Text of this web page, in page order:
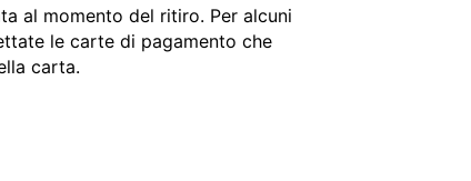
al momento del ritiro. Per alcuni
le carte di pagamento che
carta.